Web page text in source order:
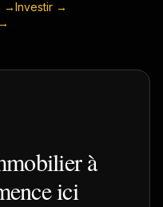
→Investir →
à
ici